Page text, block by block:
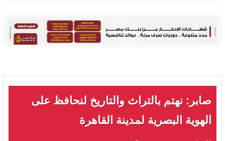
صابر: نهتم بالتراث والتاريخ لنحافظ على
الهوية البصرية لمدينة القاهرة